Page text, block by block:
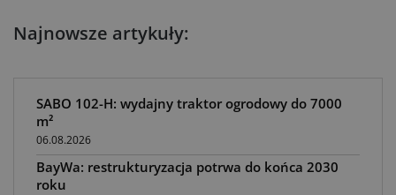
Najnowsze artykuły:
SABO 102-H: wydajny traktor ogrodowy do 7000
m²
06.08.2026
BayWa: restrukturyzacja potrwa do końca 2030
roku